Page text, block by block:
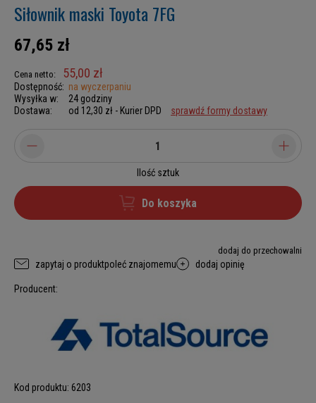
Siłownik maski Toyota 7FG
67,65 zł
Cena netto: 55,00 zł
Dostępność: na wyczerpaniu
Wysyłka w:
24 godziny
Dostawa:
od 12,30 zł - Kurier DPD sprawdź formy dostawy
Ilość sztuk
Do koszyka
dodaj do przechowalni
zapytaj o produktpoleć znajomemu dodaj opinię
Producent:
Kod produktu: 6203